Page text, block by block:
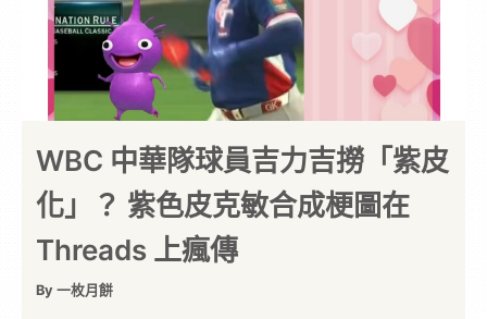
WBC 中華隊球員吉力吉撈「紫皮
化」？ 紫色皮克敏合成梗圖在
Threads 上瘋傳
By 一枚月餅